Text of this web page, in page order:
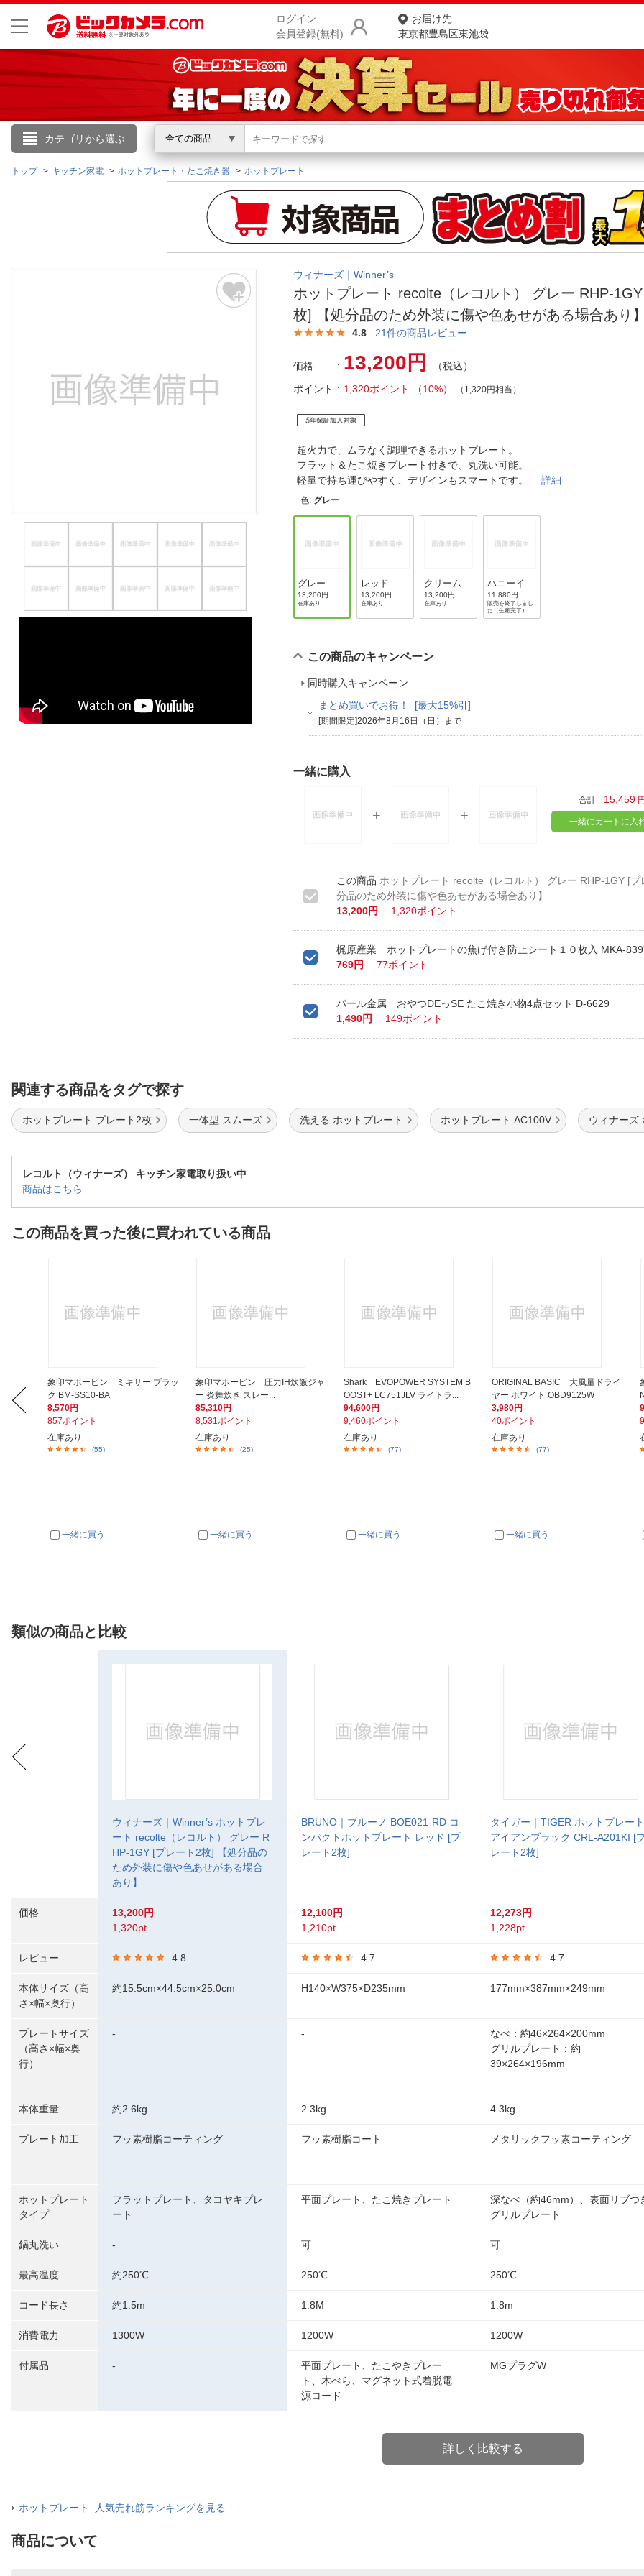
ログイン
会員登録(無料)
お届け先
東京都豊島区東池袋
カテゴリから選ぶ 全ての商品
こんにちは
ログイン
新規会員登録
会員メニュー
商品をさがす
ランキングからさがす
お客様サポート
ご利用ガイド
よくある質問・お問合せ
ご利用規約
トップ キッチン家電 ホットプレート・たこ焼き器 ホットプレート
ウィナーズ｜Winner’s
ホットプレート recolte（レコルト） グレー RHP-
枚] 【処分品のため外装に傷や色あせがある場合あり】
4.8 21件の商品レビュー
価格 13,200円
（税込）
ポイント
1,320ポイント （10%） （1,320円相当）
超火力で、ムラなく調理できるホットプレート。
フラット＆たこ焼きプレート付きで、丸洗い可能。
軽量で持ち運びやすく、デザインもスマートです。詳細
色: グレー
グレー
13,200円
在庫あり
レッド
13,200円
在庫あり
クリームホ
ワイト
13,200円
在庫あり
ハニーイエ
ロー
11,880円
販売を終了しまし
た（生産完了）
この商品のキャンペーン
同時購入キャンペーン
まとめ買いでお得！ [最大15%引]
[期間限定]2026年8月16日（日）まで
一緒に購入
合計 15,459 円
一緒にカートに入
ホットプレート recolte（レコルト） グレー RHP-1GY [プ
分品のため外装に傷や色あせがある場合あり】
13,200円
1,320ポイント
梶原産業 ホットプレートの焦げ付き防止シート１０枚入 MKA-
769円
77ポイント
パール金属 おやつDEっSE たこ焼き小物4点セット D-6629
1,490円
149ポイント
関連する商品をタグで探す
ホットプレート プレート2枚 一体型 スムーズ 洗える ホットプレート ホットプレート AC100V ウィナーズ
レコルト（ウィナーズ） キッチン家電取り扱い中
商品はこちら
この商品を買った後に買われている商品
象印マホービン ミキサー ブラッ
ク BM-SS10-BA
8,570円
857ポイント
在庫あり
(55)
一緒に買う
象印マホービン 圧力IH炊飯ジャ
ー 炎舞炊き スレー...
85,310円
8,531ポイント
在庫あり
(25)
一緒に買う
Shark EVOPOWER SYSTEM B
OOST+ LC751JLV ライトラ...
94,600円
9,460ポイント
在庫あり
(77)
一緒に買う
ORIGINAL BASIC 大風量ドライ
ヤー ホワイト OBD9125W
3,980円
40ポイント
在庫あり
(77)
一緒に買う
類似の商品と比較
価格
レビュー
本体サイズ（高
さ×幅×奥行）
プレートサイズ
（高さ×幅×奥
行）
本体重量
プレート加工
ホットプレート
タイプ
鍋丸洗い
最高温度
コード長さ
消費電力
付属品
ウィナーズ｜Winner’s ホットプレ
ート recolte（レコルト） グレー R
HP-1GY [プレート2枚] 【処分品の
ため外装に傷や色あせがある場合
あり】
13,200円
1,320pt
4.8
約15.5cm×44.5cm×25.0cm
-
約2.6kg
フッ素樹脂コーティング
フラットプレート、タコヤキプレ
ート
-
約250℃
約1.5m
1300W
-
BRUNO｜ブルーノ BOE021-RD コ
ンパクトホットプレート レッド [プ
レート2枚]
12,100円
1,210pt
4.7
H140×W375×D235mm
-
2.3kg
フッ素樹脂コート
平面プレート、たこ焼きプレート
可
250℃
1.8M
1200W
平面プレート、たこやきプレー
ト、木べら、マグネット式着脱電
源コード
タイガー｜TIGER ホットプレート
アイアンブラック CRL-A201KI [
レート2枚]
12,273円
1,228pt
4.7
177mm×387mm×249mm
なべ：約46×264×200mm
グリルプレート：約
39×264×196mm
4.3kg
メタリックフッ素コーティング
深なべ（約46mm）、表面リブつ
グリルプレート
可
250℃
1.8m
1200W
MGプラグW
詳しく比較する
ホットプレート 人気売れ筋ランキングを見る
商品について